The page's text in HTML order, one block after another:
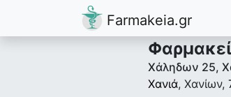
Farmakeia.gr
Χάληδων 25,
Χανιά, Χανίων,